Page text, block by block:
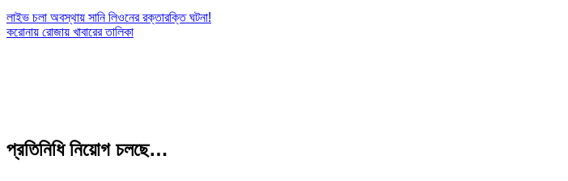
লাইভ চলা অবস্থায় সানি লিওনের রক্তারক্তি ঘটনা!
করোনায় রোজায় খাবারের তালিকা
প্রতিনিধি নিয়োগ চলছে…